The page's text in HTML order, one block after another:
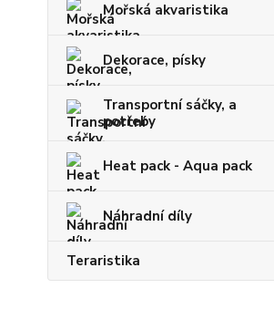
Mořská akvaristika
Dekorace, písky
Transportní sáčky, a
potřeby
Heat pack - Aqua pack
Náhradní díly
Teraristika